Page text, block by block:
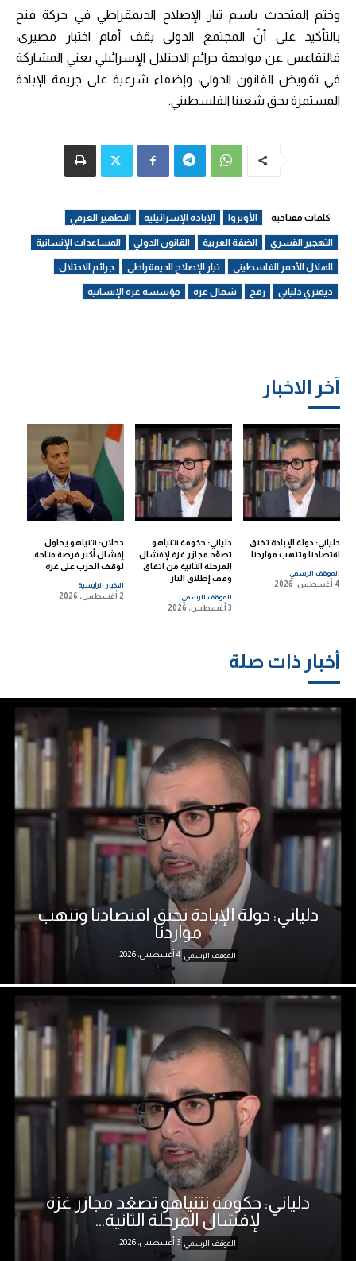
آخر الاخبار
دلياني: دولة الإبادة تخنق
اقتصادنا وتنهب مواردنا
الموقف الرسمي
4 أغسطس، 2026
دلياني: حكومة نتنياهو
تصعّد مجازر غزة لإفشال
المرحلة الثانية من اتفاق
وقف إطلاق النار
الموقف الرسمي
3 أغسطس، 2026
دحلان: نتنياهو يحاول
إفشال أكبر فرصة متاحة
لوقف الحرب على غزة
الاخبار الرئيسية
2 أغسطس، 2026
وختم المتحدث باسم تيار الإصلاح الديمقراطي في حركة فتح
بالتأكيد على أنّ المجتمع الدولي يقف أمام اختبار مصيري،
فالتقاعس عن مواجهة جرائم الاحتلال الإسرائيلي يعني المشاركة
في تقويض القانون الدولي، وإضفاء شرعية على جريمة الإبادة
المستمرة بحق شعبنا الفلسطيني.
كلمات مفتاحية الأونروا الإبادة الإسرائيلية التطهير العرقي
التهجير القسري الضفة الغربية القانون الدولي المساعدات الإنسانية
الهلال الأحمر الفلسطيني تيار الإصلاح الديمقراطي جرائم الاحتلال
ديمتري دلياني رفح شمال غزة مؤسسة غزة الإنسانية
أخبار ذات صلة
دلياني: دولة الإبادة تخنق اقتصادنا وتنهب
مواردنا
الموقف الرسمي 4 أغسطس، 2026
دلياني: حكومة نتنياهو تصعّد مجازر غزة
لإفشال المرحلة الثانية...
الموقف الرسمي 3 أغسطس، 2026